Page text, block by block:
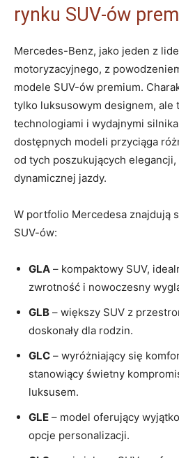
rynku SUV-ów
Mercedes-Benz, jako jeden z
motoryzacyjnego, z
modele SUV-ów premium.
tylko luksusowym designem, ale
technologiami i wydajnymi
dostępnych modeli przyciąga
od tych poszukujących
dynamicznej jazdy.
W portfolio Mercedesa znajdują
SUV-ów:
GLA – kompaktowy SUV,
zwrotność i nowoczesny
GLB – większy SUV z
doskonały dla rodzin.
GLC – wyróżniający się
stanowiący świetny
luksusem.
GLE – model oferujący
opcje personalizacji.